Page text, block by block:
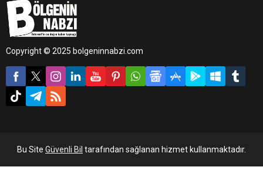
değerlendirmede bulundu.
Ekmen, kararın önemli
olduğunu ancak hâlâ
kişilerin yargılanması
gerektiğini vurguladı.
Copyright © 2025 bolgeninnabzi.com
Bu Site Güvenli Bil tarafından sağlanan hizmet kullanmaktadır.